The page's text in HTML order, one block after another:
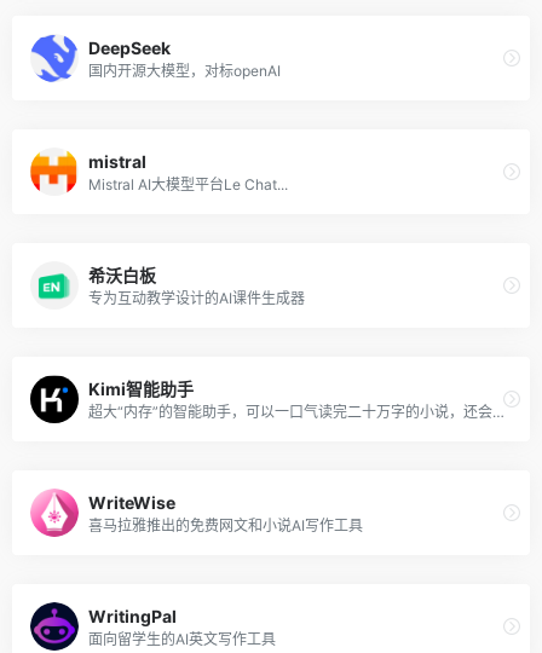
DeepSeek
国内开源大模型，对标openAI
mistral
Mistral AI大模型平台Le Chat...
希沃白板
专为互动教学设计的AI课件生成器
Kimi智能助手
超大“内存”的智能助手，可以一口气读完二十万字的小说，还会上网冲浪，快来跟他聊聊吧
WriteWise
喜马拉雅推出的免费网文和小说AI写作工具
WritingPal
面向留学生的AI英文写作工具